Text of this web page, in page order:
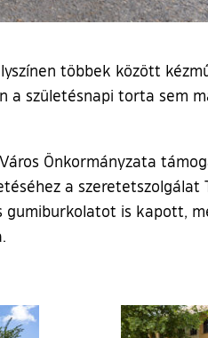
többek között
a születésnapi torta sem
Önkormányzata
a szeretetszolgálat
gumiburkolatot is kapott,